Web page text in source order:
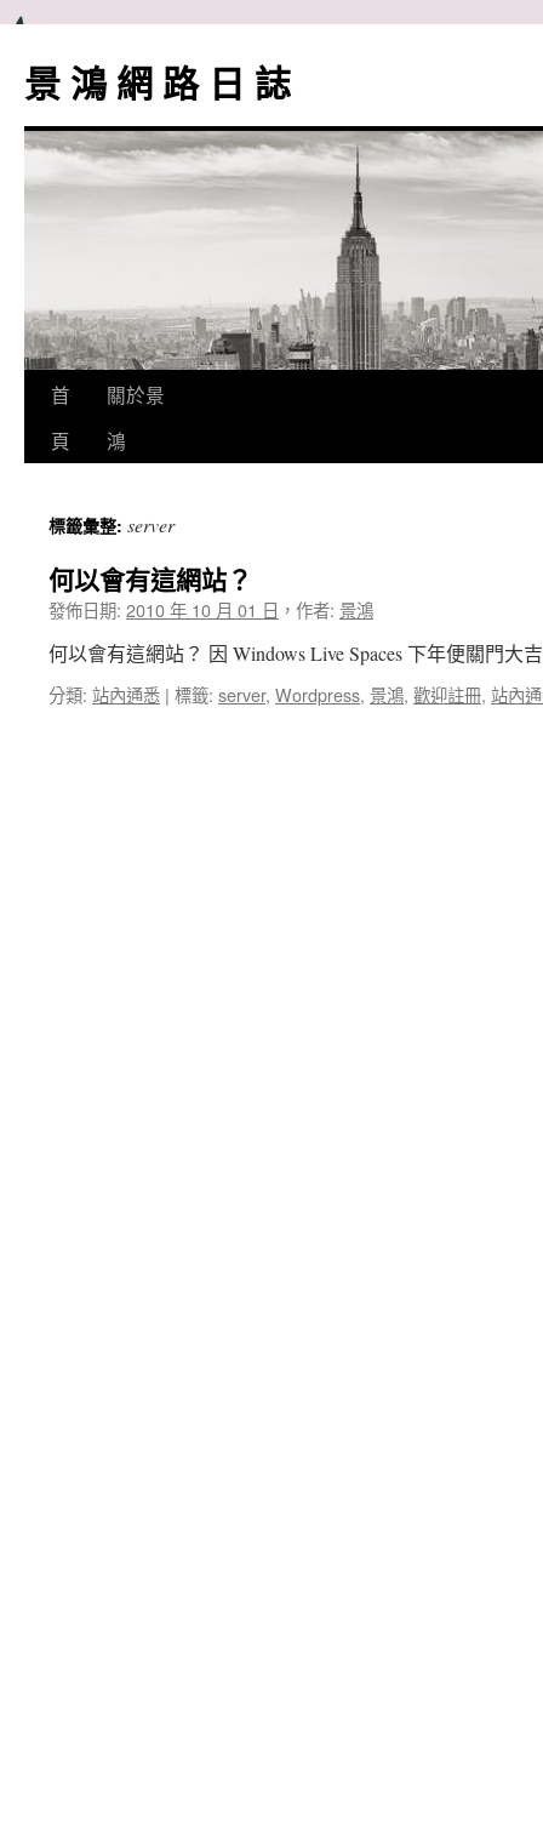
主
要
容
景 鴻 網 路 日 誌
首
頁
關於景
鴻
標籤彙整: server
何以會有這網站？
發佈日期: 2010 年 10 月 01 日 ， 作者: 景鴻
何以會有這網站？ 因 Windows Live Spaces 下年便關門大
分類: 站內通悉 | 標籤: server, Wordpress, 景鴻, 歡迎註冊, 站內